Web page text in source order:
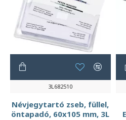
3L682510
Névjegytartó zseb, füllel,
öntapadó, 60x105 mm, 3L